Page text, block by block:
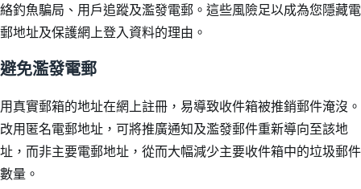
絡釣魚騙局、用戶追蹤及濫發電郵。這些風險足以成為您隱藏電
郵地址及保護網上登入資料的理由。
避免濫發電郵
用真實郵箱的地址在網上註冊，易導致收件箱被推銷郵件淹沒。
改用匿名電郵地址，可將推廣通知及濫發郵件重新導向至該地
址，而非主要電郵地址，從而大幅減少主要收件箱中的垃圾郵件
數量。